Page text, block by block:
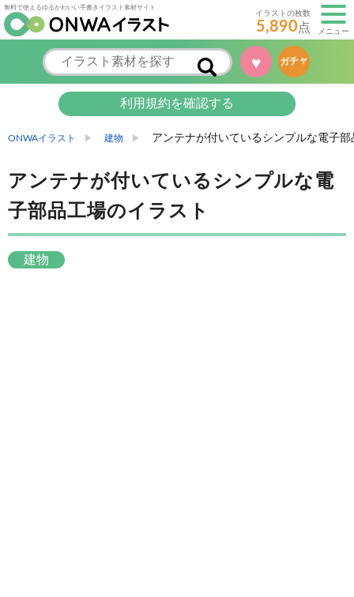
無料で使えるゆるかわいい手書きイラスト素材サイト
イラストの枚数
5,890点 メニュー
♥ ガチャ
利用規約を確認する
ONWAイラスト 建物 アンテナが付いているシンプルな電子
アンテナが付いているシンプルな電
子部品工場のイラスト
建物